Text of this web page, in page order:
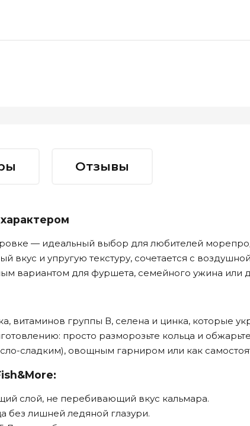
Отзывы
— идеальный выбор для любителей
вкус и упругую текстуру, сочетается с
вариантом для фуршета, семейного ужина или
витаминов группы В, селена и цинка, которые
просто разморозьте кольца и
сладким), овощным гарниром или как
слой, не перебивающий вкус кальмара.
без лишней ледяной глазури.